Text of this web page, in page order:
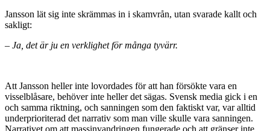
Jansson lät sig inte skrämmas in i skamvrån, utan svarade kallt och
sakligt:
– Ja, det är ju en verklighet för många tyvärr.
Att Jansson heller inte lovordades för att han försökte vara en
visselblåsare, behöver inte heller det sägas. Svensk media gick i en
och samma riktning, och sanningen som den faktiskt var, var alltid
underprioriterad det narrativ som man ville skulle vara sanningen.